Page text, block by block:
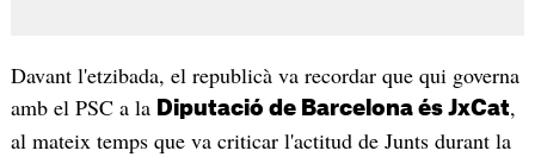
Davant l'etzibada, el republicà va recordar que qui governa
amb el PSC a la Diputació de Barcelona és JxCat,
al mateix temps que va criticar l'actitud de Junts durant la